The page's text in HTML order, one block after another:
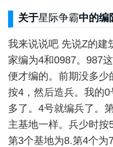
关于星际争霸中的编
我来说说吧 先说Z的建
家编为4和0987。987
便才编的。前期没多
按4，然后造兵。我的
多了。4号就编兵了。
主基地一样。兵少时按
第3个基地为8.第4个为